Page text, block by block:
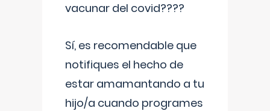
vacunar del covid????
Sí, es recomendable que
notifiques el hecho de
estar amamantando a tu
hijo/a cuando programes